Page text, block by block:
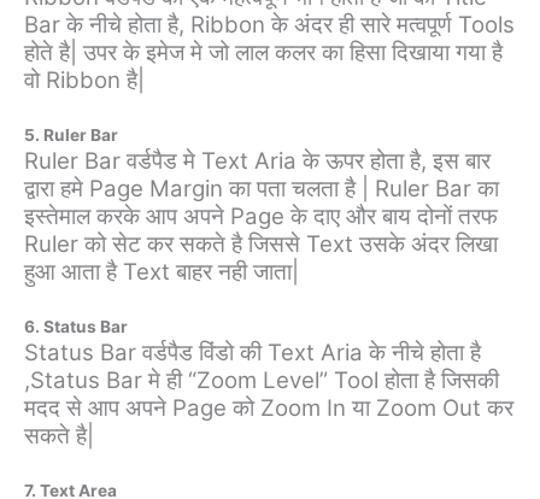
Bar के नीचे होता है, Ribbon के अंदर ही सारे मत्वपूर्ण Tools
होते है| उपर के इमेज मे जो लाल कलर का हिसा दिखाया गया है
वो Ribbon है|
5. Ruler Bar
Ruler Bar वर्डपैड मे Text Aria के ऊपर होता है, इस बार
द्वारा हमे Page Margin का पता चलता है | Ruler Bar का
इस्तेमाल करके आप अपने Page के दाए और बाय दोनों तरफ
Ruler को सेट कर सकते है जिससे Text उसके अंदर लिखा
हुआ आता है Text बाहर नही जाता|
6. Status Bar
Status Bar वर्डपैड विंडो की Text Aria के नीचे होता है
,Status Bar मे ही “Zoom Level” Tool होता है जिसकी
मदद से आप अपने Page को Zoom In या Zoom Out कर
सकते है|
7. Text Area